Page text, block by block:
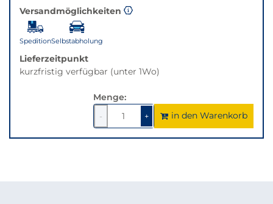
Variante.
Versandmöglichkeiten
SpeditionSelbstabholung
Lieferzeitpunkt
kurzfristig verfügbar (unter 1Wo)
Menge:
-
1
verringern
+1um
1
erhöhen
in den Warenkorb